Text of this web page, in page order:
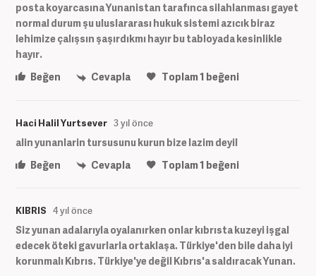
posta koyarcasına Yunanistan tarafınca silahlanması gayet
normal durum şu uluslararası hukuk sistemi azıcık biraz
lehimize çalışsın şaşırdıkmı hayır bu tabloyada kesinlikle
hayır.
Beğen
Cevapla Toplam1 beğeni
Haci Halil Yurtsever 3 yıl önce
alin yunanlarin tursusunu kurun bize lazim deyil
Beğen
Cevapla Toplam1 beğeni
KIBRIS 4 yıl önce
Siz yunan adalarıyla oyalanırken onlar kıbrısta kuzeyi işgal
edecek öteki gavurlarla ortaklaşa. Türkiye'den bile daha iyi
korunmalı Kıbrıs. Türkiye'ye değil Kıbrıs'a saldıracak Yunan.